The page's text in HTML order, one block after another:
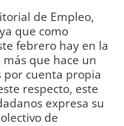
de Empleo,
que como
febrero hay en la
que hace un
por cuenta propia
respecto, este
expresa su
de